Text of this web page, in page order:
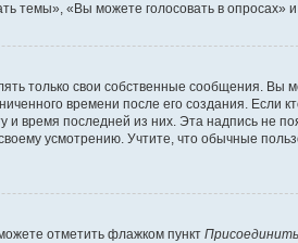
темы», «Вы можете голосовать в опросах» и
только свои собственные сообщения. Вы
времени после его создания. Если
и время последней из них. Эта надпись не
усмотрению. Учтите, что обычные
отметить флажком пункт